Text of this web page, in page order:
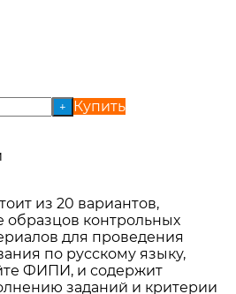
+
Купить
из 20 вариантов,
образцов контрольных
для проведения
по русскому языку,
ФИПИ, и содержит
заданий и критерии